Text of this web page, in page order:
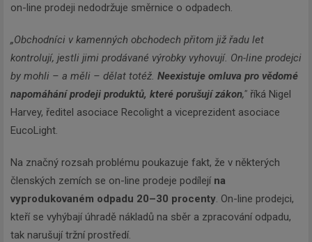
on-line prodeji nedodržuje směrnice o odpadech.
„Obchodníci v kamenných obchodech přitom již řadu let
kontrolují, jestli jimi prodávané výrobky vyhovují. On-line prodejci
by mohli – a měli – dělat totéž. Neexistuje omluva pro vědomé
napomáhání prodeji produktů, které porušují zákon," říká Nigel
Harvey, ředitel asociace Recolight a viceprezident asociace
EucoLight.
Na značný rozsah problému poukazuje fakt, že v některých
členských zemích se on-line prodeje podílejí na
vyprodukovaném odpadu 20–30 procenty. On-line prodejci,
kteří se vyhýbají úhradě nákladů na sběr a zpracování odpadu,
tak narušují tržní prostředí.